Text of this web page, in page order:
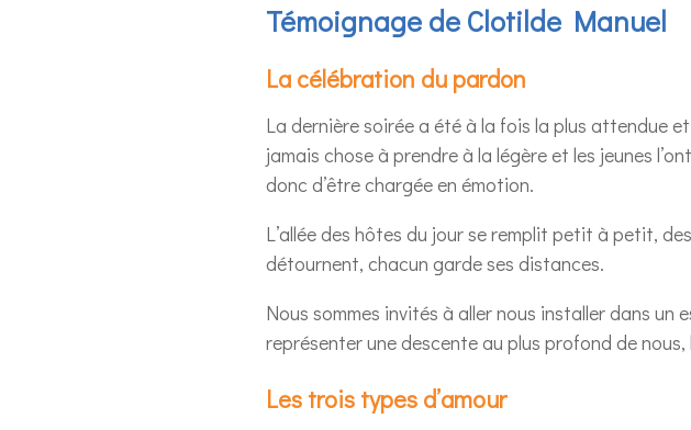
Témoignage de Clotilde Manuel
La célébration du pardon
La dernière soirée a été à la fois la plus attendue
jamais chose à prendre à la légère et les jeunes
donc d’être chargée en émotion.
L’allée des hôtes du jour se remplit petit à petit,
détournent, chacun garde ses distances.
Nous sommes invités à aller nous installer dans
représenter une descente au plus profond de
Les trois types d’amour